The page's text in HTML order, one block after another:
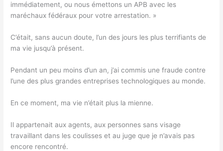
immédiatement, ou nous émettons un APB avec les
maréchaux fédéraux pour votre arrestation. »
C’était, sans aucun doute, l’un des jours les plus terrifiants de
ma vie jusqu’à présent.
Pendant un peu moins d’un an, j’ai commis une fraude contre
l’une des plus grandes entreprises technologiques au monde.
En ce moment, ma vie n’était plus la mienne.
Il appartenait aux agents, aux personnes sans visage
travaillant dans les coulisses et au juge que je n’avais pas
encore rencontré.